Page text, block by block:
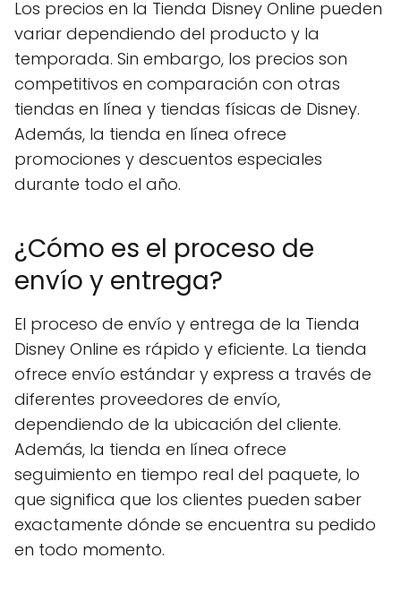
Los precios en la Tienda Disney Online pueden
variar dependiendo del producto y la
temporada. Sin embargo, los precios son
competitivos en comparación con otras
tiendas en línea y tiendas físicas de Disney.
Además, la tienda en línea ofrece
promociones y descuentos especiales
durante todo el año.
¿Cómo es el proceso de
envío y entrega?
El proceso de envío y entrega de la Tienda
Disney Online es rápido y eficiente. La tienda
ofrece envío estándar y express a través de
diferentes proveedores de envío,
dependiendo de la ubicación del cliente.
Además, la tienda en línea ofrece
seguimiento en tiempo real del paquete, lo
que significa que los clientes pueden saber
exactamente dónde se encuentra su pedido
en todo momento.